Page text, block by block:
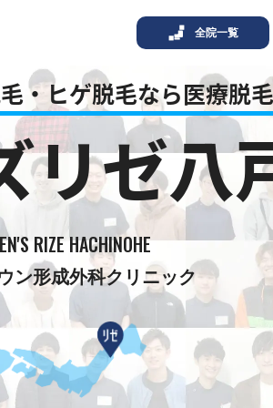
全院一覧
・ヒゲ脱毛なら医療脱
リゼ八
RIZE HACHINOHE
ン形成外科クリニック